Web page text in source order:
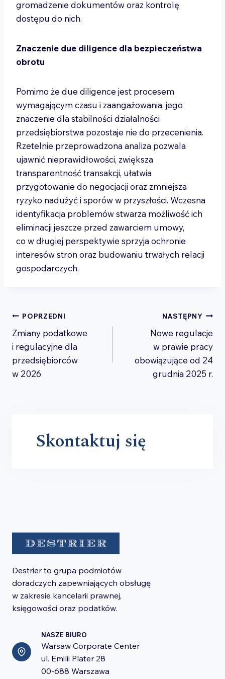
gromadzenie dokumentów oraz kontrolę
dostępu do nich.
Znaczenie due diligence dla bezpieczeństwa
obrotu
Pomimo że due diligence jest procesem
wymagającym czasu i zaangażowania, jego
znaczenie dla stabilności działalności
przedsiębiorstwa pozostaje nie do przecenienia.
Rzetelnie przeprowadzona analiza pozwala
ujawnić nieprawidłowości, zwiększa
transparentność transakcji, ułatwia
przygotowanie do negocjacji oraz zmniejsza
ryzyko nadużyć i sporów w przyszłości. Wczesna
identyfikacja problemów stwarza możliwość ich
eliminacji jeszcze przed zawarciem umowy,
co w długiej perspektywie sprzyja ochronie
interesów stron oraz budowaniu trwałych relacji
gospodarczych.
Nawigacja
wpisu
POPRZEDNI
Zmiany podatkowe
i regulacyjne dla
przedsiębiorców
w 2026
NASTĘPNY
Nowe regulacje
w prawie pracy
obowiązujące od 24
grudnia 2025 r.
Skontaktuj się
Destrier to grupa podmiotów
doradczych zapewniających obsługę
w zakresie kancelarii prawnej,
księgowości oraz podatków.
NASZE BIURO
Warsaw Corporate Center
ul. Emilii Plater 28
00-688 Warszawa